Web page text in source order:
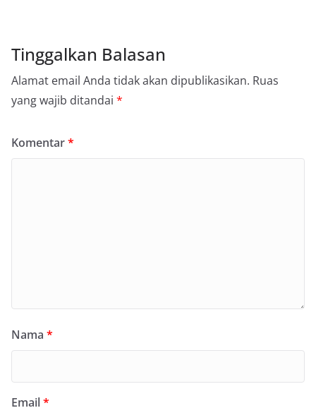
Tinggalkan Balasan
Alamat email Anda tidak akan dipublikasikan. Ruas
yang wajib ditandai *
Komentar*
Nama *
Email*